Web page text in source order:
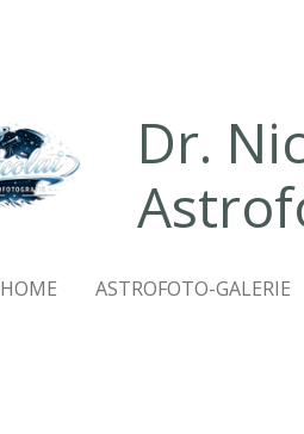
Dr.
HOME ASTROFOTO-GALERIE